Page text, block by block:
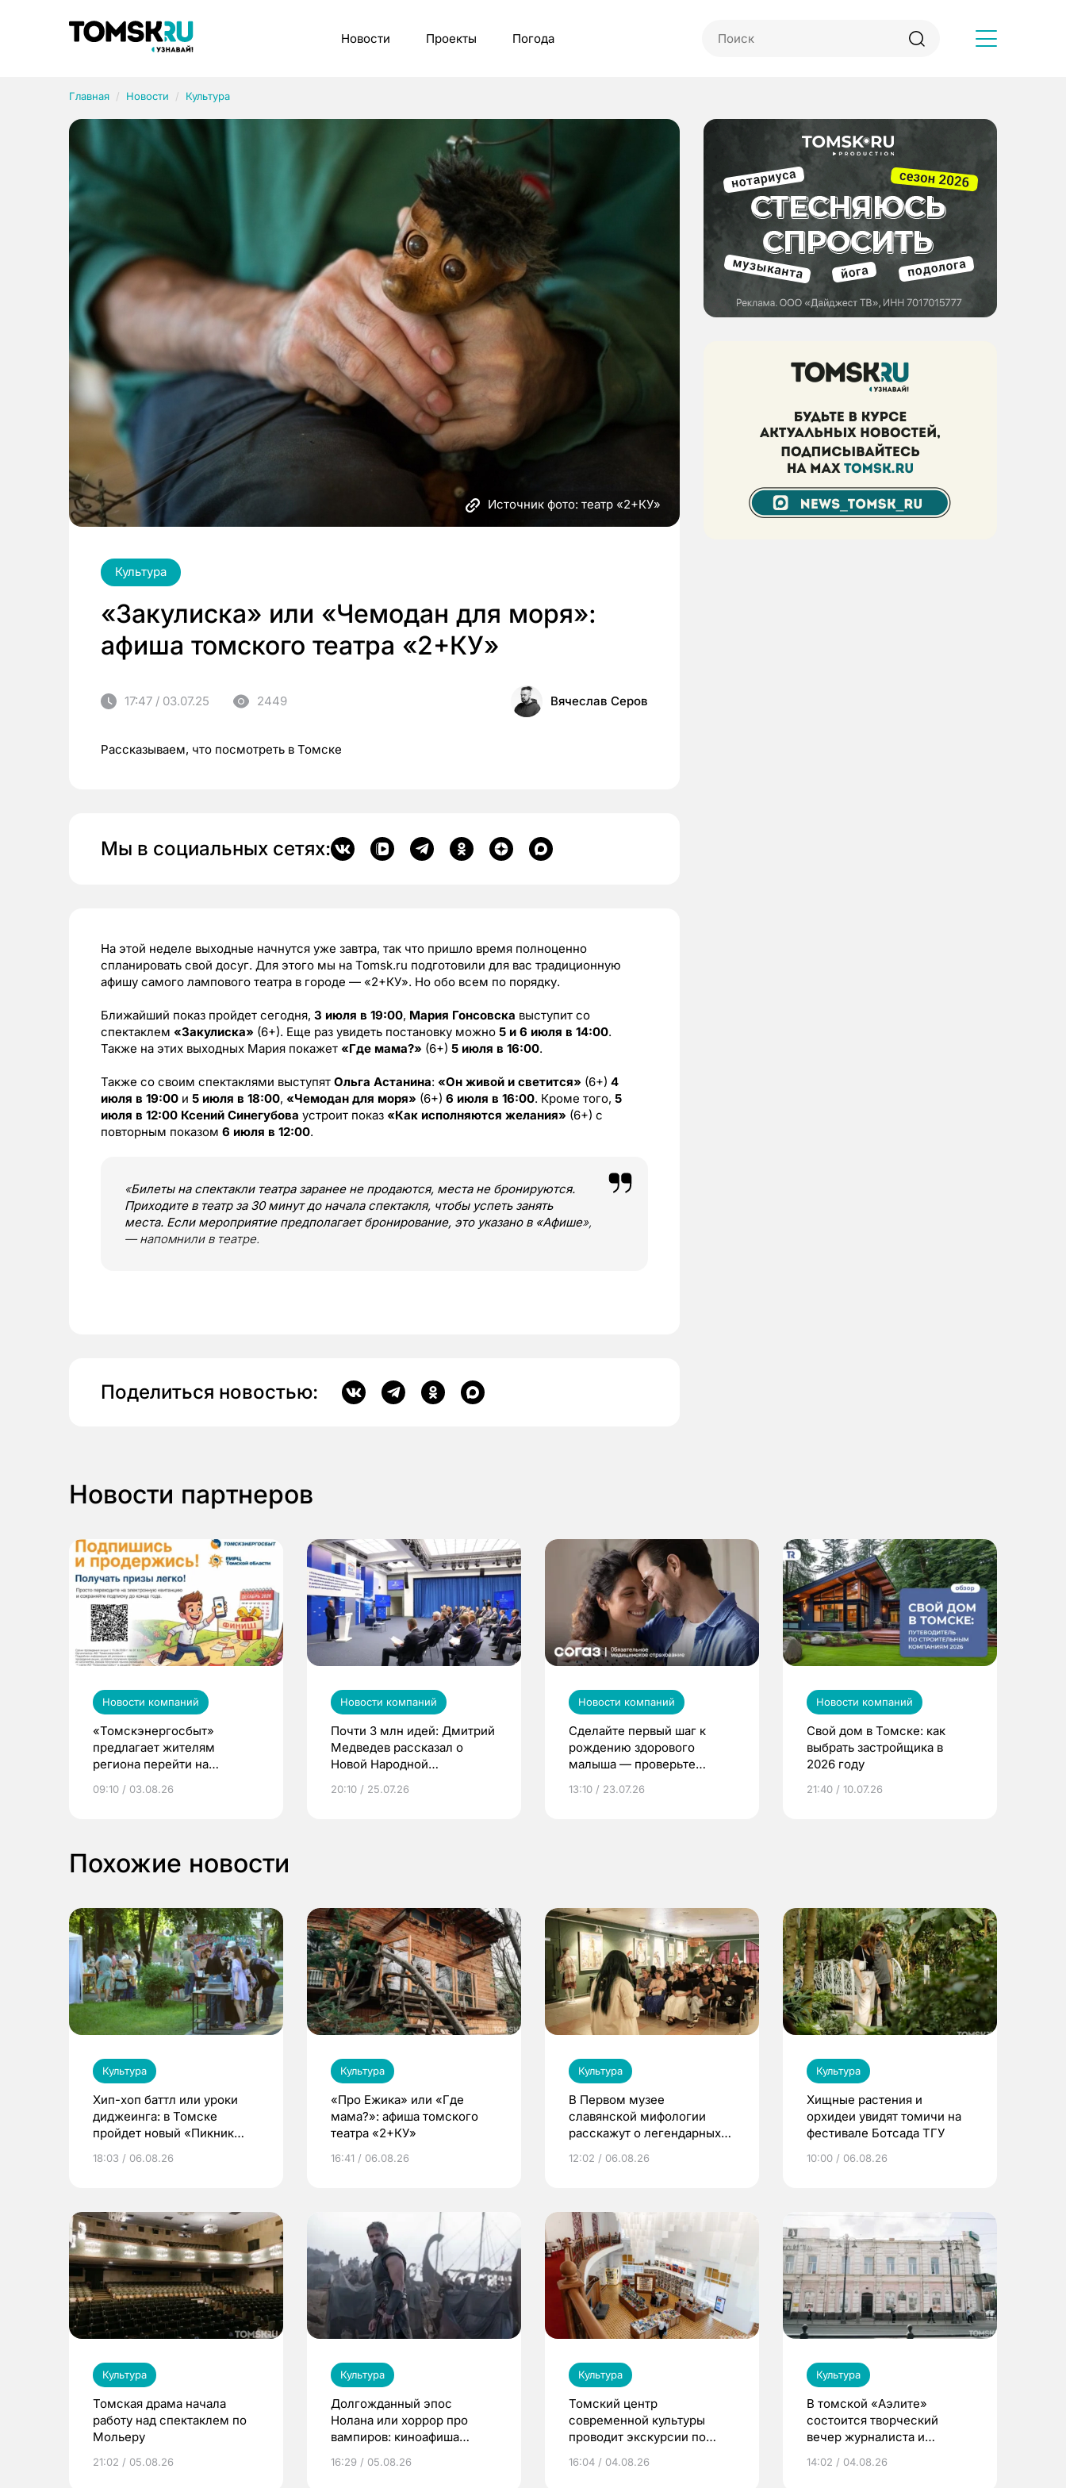
Новости Проекты Погода
Главная Новости Культура
Источник фото: театр «2+КУ»
Культура
«Закулиска» или «Чемодан для моря»:
афиша томского театра «2+КУ»
17:47 / 03.07.25 2449 Вячеслав Серов
Рассказываем, что посмотреть в Томске
Мы в социальных сетях:
На этой неделе выходные начнутся уже завтра, так что пришло время полноценно
спланировать свой досуг. Для этого мы на Tomsk.ru подготовили для вас традиционную
афишу самого лампового театра в городе — «2+КУ». Но обо всем по порядку.
Ближайший показ пройдет сегодня, 3 июля в 19:00, Мария Гонсовска выступит со
спектаклем «Закулиска» (6+). Еще раз увидеть постановку можно 5 и 6 июля в 14:00.
Также на этих выходных Мария покажет «Где мама?» (6+) 5 июля в 16:00.
Также со своим спектаклями выступят Ольга Астанина: «Он живой и светится» (6+) 4
июля в 19:00 и 5 июля в 18:00, «Чемодан для моря» (6+) 6 июля в 16:00. Кроме того, 5
июля в 12:00 Ксений Синегубова устроит показ «Как исполняются желания» (6+) с
повторным показом 6 июля в 12:00.
«Билеты на спектакли театра заранее не продаются, места не бронируются.
Приходите в театр за 30 минут до начала спектакля, чтобы успеть занять
места. Если мероприятие предполагает бронирование, это указано в «Афише»,
— напомнили в театре.
Поделиться новостью:
Новости партнеров
Новости компаний
«Томскэнергосбыт»
предлагает жителям
региона перейти на
выиграть призы
09:10 / 03.08.26
Новости компаний
Почти 3 млн идей: Дмитрий
Медведев рассказал о
Новой Народной
20:10 / 25.07.26
Новости компаний
Сделайте первый шаг к
рождению здорового
малыша — проверьте
по ОМС!
13:10 / 23.07.26
Новости компаний
Свой дом в Томске: как
выбрать застройщика в
2026 году
21:40 / 10.07.26
Похожие новости
Культура
Хип-хоп баттл или уроки
диджеинга: в Томске
пройдет новый «Пикник
18:03 / 06.08.26
Культура
«Про Ежика» или «Где
мама?»: афиша томского
театра «2+КУ»
16:41 / 06.08.26
Культура
В Первом музее
славянской мифологии
расскажут о легендарных
12:02 / 06.08.26
Культура
Хищные растения и
орхидеи увидят томичи на
фестивале Ботсада ТГУ
10:00 / 06.08.26
Культура
Томская драма начала
работу над спектаклем по
Мольеру
21:02 / 05.08.26
Культура
Долгожданный эпос
Нолана или хоррор про
вампиров: киноафиша
16:29 / 05.08.26
Культура
Томский центр
современной культуры
проводит экскурсии по
16:04 / 04.08.26
Культура
В томской «Аэлите»
состоится творческий
вечер журналиста и
Никифорова
14:02 / 04.08.26
Рубрики